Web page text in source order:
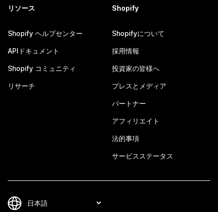
リソース
Shopify ヘルプセンター
APIドキュメント
Shopify コミュニティ
リサーチ
Shopify
Shopifyについて
採用情報
投資家の皆様へ
プレスとメディア
パートナー
アフィリエイト
法的事項
サービスステータス